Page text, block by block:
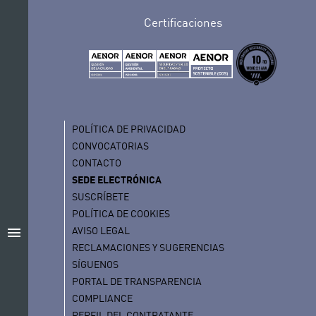
menu
Certificaciones
POLÍTICA DE PRIVACIDAD
CONVOCATORIAS
CONTACTO
SEDE ELECTRÓNICA
SUSCRÍBETE
POLÍTICA DE COOKIES
AVISO LEGAL
RECLAMACIONES Y SUGERENCIAS
SÍGUENOS
PORTAL DE TRANSPARENCIA
COMPLIANCE